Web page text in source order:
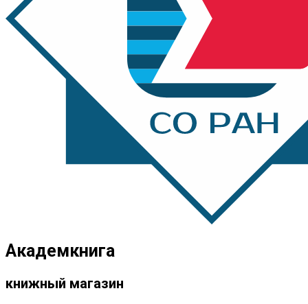
Академкнига
книжный магазин